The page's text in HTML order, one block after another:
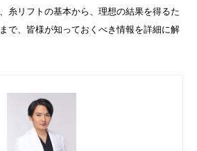
糸リフトの基本から、理想の結果を得るた
で、皆様が知っておくべき情報を詳細に解